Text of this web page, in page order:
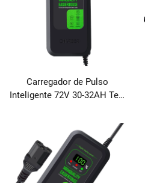
Carregador de Pulso
Inteligente 72V 30-32AH Tela
Bateria Chumbo-Ácido com
Portas AC e DC